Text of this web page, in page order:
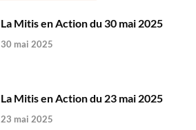
La Mitis en Action du 30 mai 2025
30 mai 2025
La Mitis en Action du 23 mai 2025
23 mai 2025